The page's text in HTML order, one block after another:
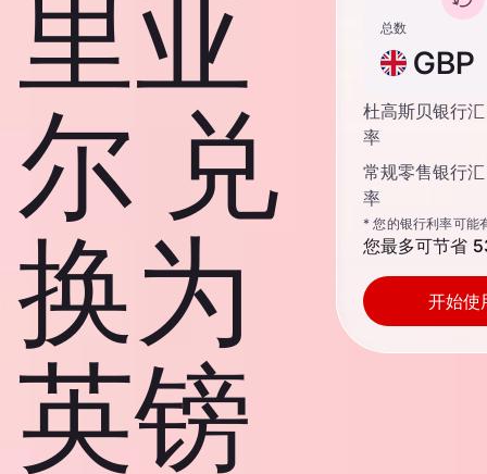
里亚
尔 兑
换为
英镑
总数
GBP
杜高斯贝银行汇
率
常规零售银行汇
率
* 您的银行利率可能
您最多可节省
开始使